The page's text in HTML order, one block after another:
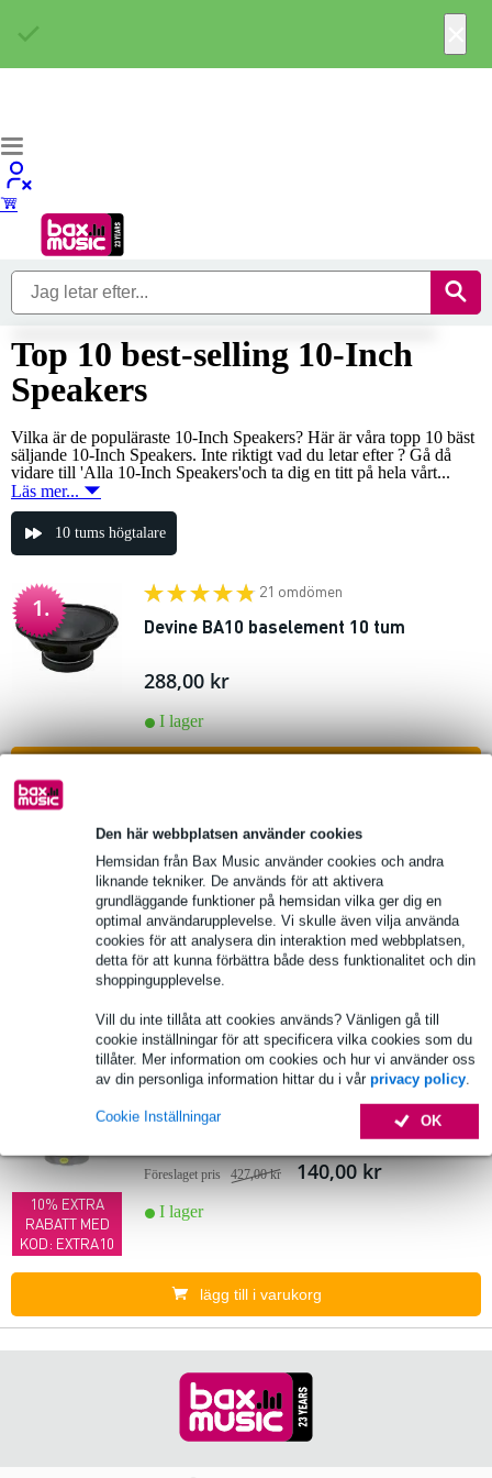
Den här webbplatsen använder cookies
Hemsidan från Bax Music använder cookies och andra
liknande tekniker. De används för att aktivera
grundläggande funktioner på hemsidan vilka ger dig en
optimal användarupplevelse. Vi skulle även vilja använda
cookies för att analysera din interaktion med webbplatsen,
detta för att kunna förbättra både dess funktionalitet och din
shoppingupplevelse.
Vill du inte tillåta att cookies används? Vänligen gå till
cookie inställningar för att specificera vilka cookies som du
tillåter. Mer information om cookies och hur vi använder oss
av din personliga information hittar du i vår privacy policy.
OK
Cookie Inställningar
Top 10 best-selling 10-Inch
Speakers
Vilka är de populäraste 10-Inch Speakers? Här är våra topp 10 bäst
säljande 10-Inch Speakers. Inte riktigt vad du letar efter ? Gå då
vidare till 'Alla 10-Inch Speakers'och ta dig en titt på hela vårt...
Läs mer...
10 tums högtalare
1.
21 omdömen
Devine BA10 baselement 10 tum
288,00 kr
I lager
10% EXTRA
RABATT MED
KOD: EXTRA10
2 omdömen
Devine 10277 10" Woofer for the Artis
10A MKII
Föreslaget pris 395,00 kr 147,00 kr
I lager
lägg till i varukorg
10% EXTRA
RABATT MED
KOD: EXTRA10
Devine 11455 10-inch Woofer for Venture
Series
Föreslaget pris 427,00 kr 140,00 kr
I lager
lägg till i varukorg